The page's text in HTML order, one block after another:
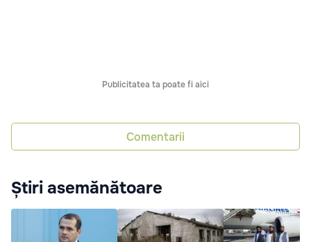
Publicitatea ta poate fi aici
Comentarii
Știri asemănătoare